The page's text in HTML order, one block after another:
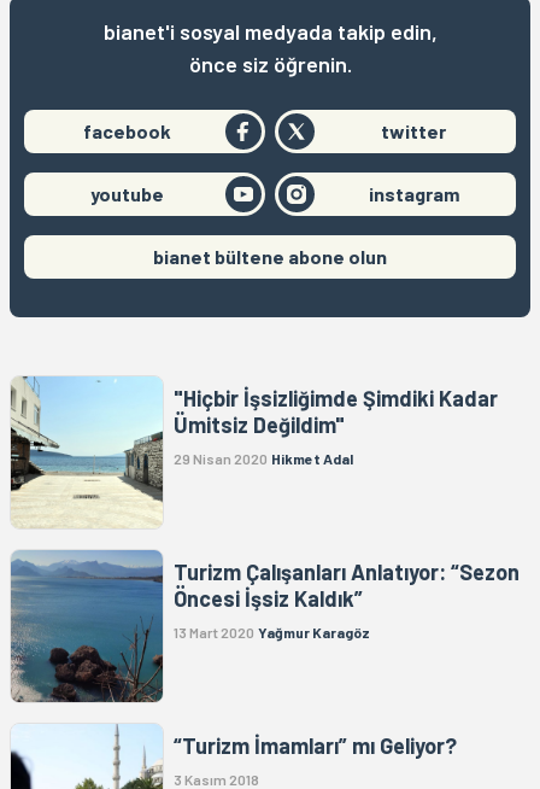
bianet'i sosyal medyada takip edin,
önce siz öğrenin.
facebook twitter
youtube instagram
bianet bültene abone olun
"Hiçbir İşsizliğimde Şimdiki Kadar
Ümitsiz Değildim"
29 Nisan 2020 Hikmet Adal
Turizm Çalışanları Anlatıyor: “Sezon
Öncesi İşsiz Kaldık”
13 Mart 2020 Yağmur Karagöz
“Turizm İmamları” mı Geliyor?
3 Kasım 2018